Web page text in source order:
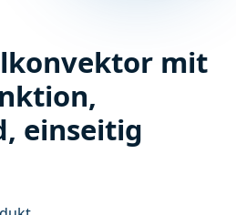
mit
einseitig